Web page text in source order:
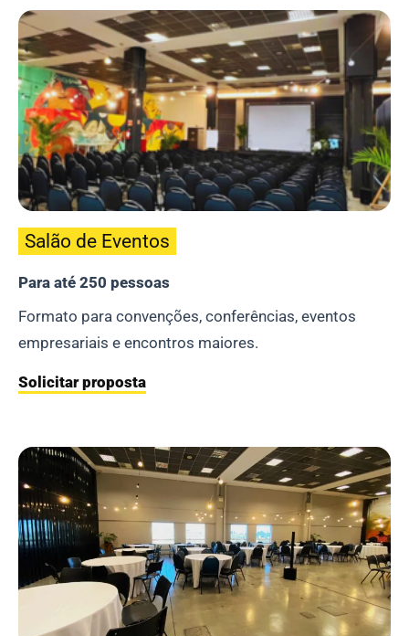
Salão de Eventos
Para até 250 pessoas
Formato para convenções, conferências, eventos
empresariais e encontros maiores.
Solicitar proposta